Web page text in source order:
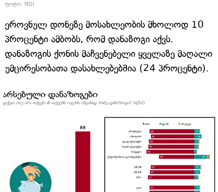
ფოტო: NDI
ეროვნულ დონეზე მოსახლეობის მხოლოდ 10
პროცენტი ამბობს, რომ დანაზოგი აქვს.
დანაზოგის ქონის მაჩვენებელი ყველაზე მაღალი
უმცირესობათა დასახლებებშია (24 პროცენტი).